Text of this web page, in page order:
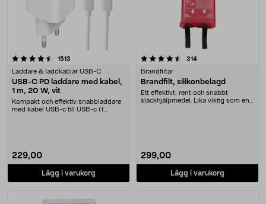
1513
Laddare & laddkablar USB-C
USB-C PD laddare med kabel,
1 m, 20 W, vit
Kompakt och effektiv snabbladdare
med kabel USB-c till USB-c (1
229,00
Lägg i varukorg
4.5 av 5 stjärnor 314recensioner
Brandfiltar
Brandfilt, silikonbelagd
Ett effektivt, rent och snabbt
släckhjälpmedel. Lika viktig som en
299,00
Lägg i varukorg